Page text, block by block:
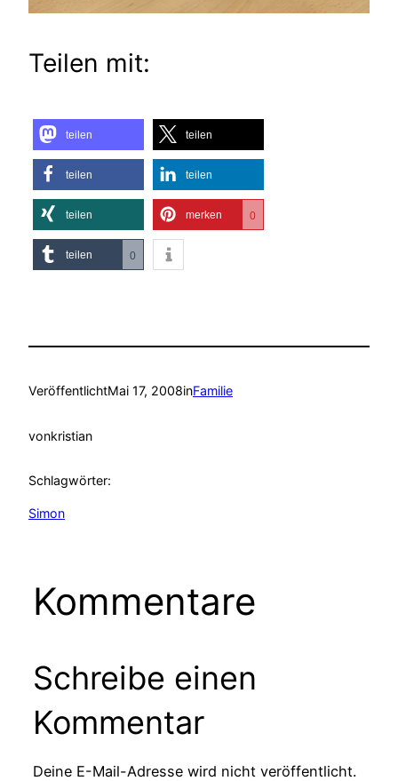
Teilen mit:
teilen teilen
teilen teilen
teilen merken 0
teilen 0
VeröffentlichtMai 17, 2008inFamilie
vonkristian
Schlagwörter:
Simon
Kommentare
Schreibe einen
Kommentar
Deine E-Mail-Adresse wird nicht veröffentlicht.